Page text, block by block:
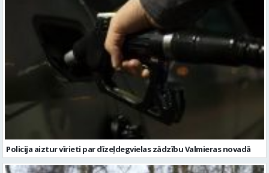
Policija aiztur vīrieti par dīzeļdegvielas zādzību Valmieras novadā